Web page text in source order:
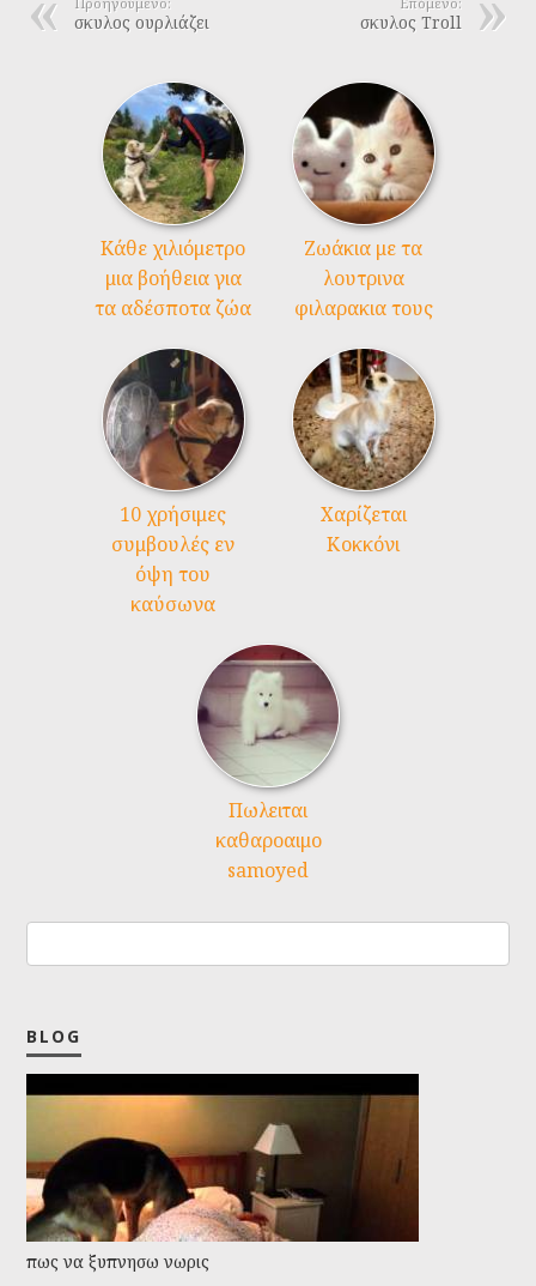
σκυλος Troll
σκυλος ουρλιάζει
Kάθε χιλιόμετρο
μια βοήθεια για
τα αδέσποτα ζώα
Ζωάκια με τα
λουτρινα
φιλαρακια τους
10 χρήσιμες
συμβουλές εν
όψη του
καύσωνα
Χαρίζεται
Κοκκόνι
Πωλειται
καθαροαιμο
samoyed
BLOG
πως να ξυπνησω νωρις